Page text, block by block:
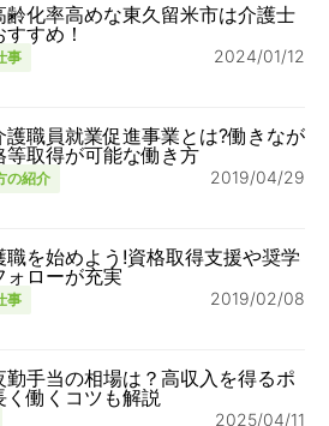
齢化率高めな東久留米市は介護士
すめ！
事 2024/01/12
護職員就業促進事業とは?働きなが
等取得が可能な働き方
の紹介 2019/04/29
職を始めよう!資格取得支援や奨学
ォローが充実
事 2019/02/08
勤手当の相場は？高収入を得るポ
く働くコツも解説
2025/04/11